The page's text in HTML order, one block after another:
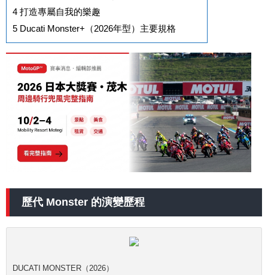
4 打造專屬自我的樂趣
5 Ducati Monster+（2026年型）主要規格
歷代 Monster 的演變歷程
DUCATI MONSTER（2026）